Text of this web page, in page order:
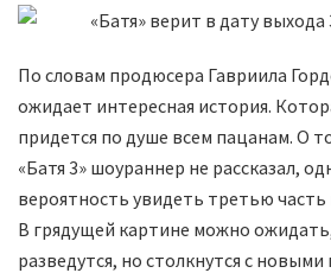
По словам продюсера Гавриила
ожидает интересная история.
придется по душе всем пацанам. О
«Батя 3» шоураннер не рассказал,
вероятность увидеть третью часть
В грядущей картине можно
разведутся, но столкнутся с